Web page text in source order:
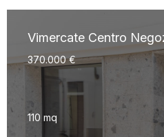
Vimercate Centro
370.000 €
110 mq